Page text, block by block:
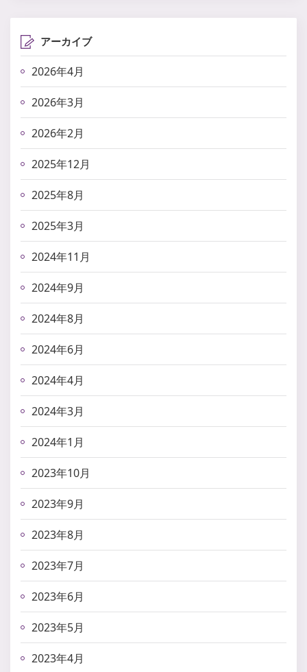
アーカイブ
2026年4月
2026年3月
2026年2月
2025年12月
2025年8月
2025年3月
2024年11月
2024年9月
2024年8月
2024年6月
2024年4月
2024年3月
2024年1月
2023年10月
2023年9月
2023年8月
2023年7月
2023年6月
2023年5月
2023年4月